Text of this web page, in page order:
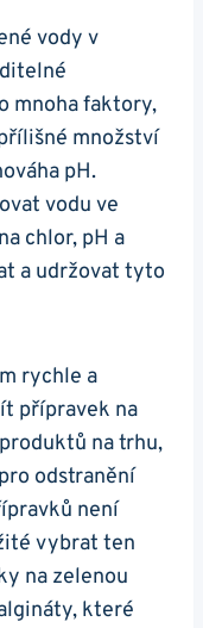
vody v
mnoha faktory,
množství
pH.
vodu ve
chlor, pH a
a udržovat tyto
rychle a
přípravek na
na trhu,
odstranění
není
vybrat ten
na zelenou
které